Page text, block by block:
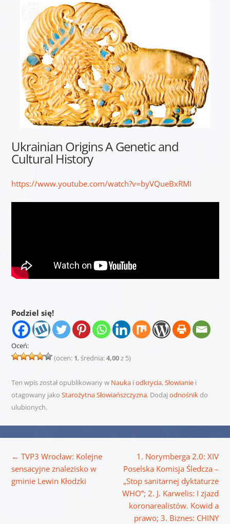
Ukrainian Origins A Genetic and
Cultural History
https://www.youtube.com/watch?v=byVQueBxRMI
Podziel się!
Oceń:
(ocen: 1, średnia:4,00z 5)
Ten wpis został opublikowany w Nauka i odkrycia,Słowianiei
otagowany jako Starożytna Słowiańszczyzna. Dodaj odnośnikdo
ulubionych.
← TVP3 Wrocław: Kolejne
sensacyjne znalezisko w
gminie Lewin Kłodzki
1. Norymberga 2.0: XIV
Poselska Komisja Śledcza –
„Stop sanitarnej dyktaturze
WHO”; 2. J. Karwelis: I zjazd
koronarealistów. Kowid a
prawo; 3. Biznes: CHINY